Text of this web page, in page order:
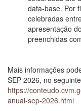
data-base. Por
celebradas
apresentação
preenchidas
Mais informações
SEP 2026, no
https://
anual-sep-2026.html